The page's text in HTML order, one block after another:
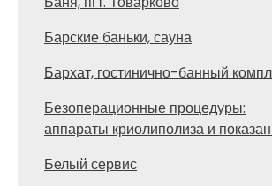
Барские баньки, сауна
Бархат, гостинично-банный
Безоперационные процедуры:
аппараты криолиполиза и
Белый сервис